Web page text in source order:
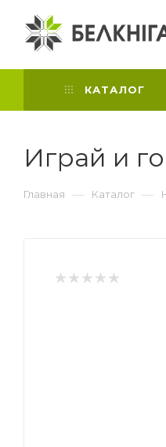
КАТАЛОГ
Играй и
Главная — Каталог —